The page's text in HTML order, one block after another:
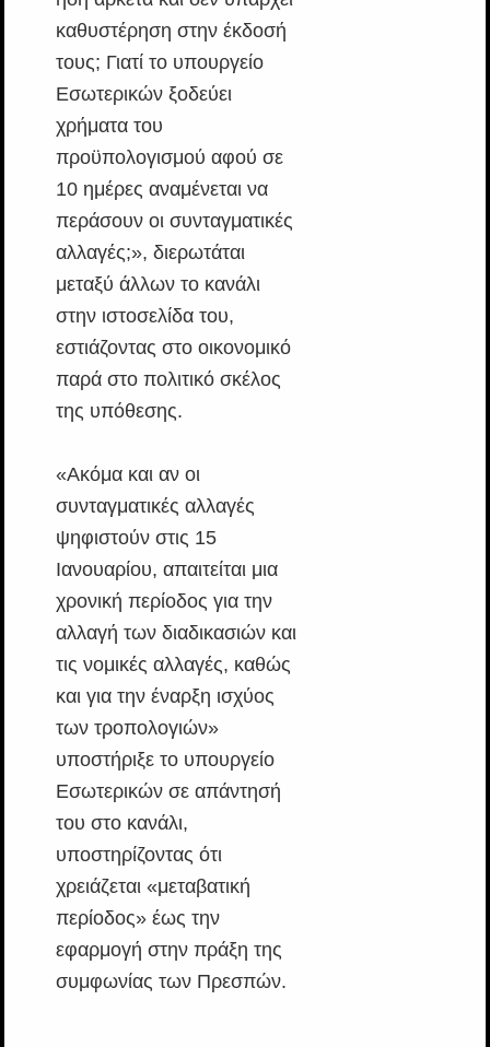
καθυστέρηση στην έκδοσή
τους; Γιατί το υπουργείο
Εσωτερικών ξοδεύει
χρήματα του
προϋπολογισμού αφού σε
10 ημέρες αναμένεται να
περάσουν οι συνταγματικές
αλλαγές;», διερωτάται
μεταξύ άλλων το κανάλι
στην ιστοσελίδα του,
εστιάζοντας στο οικονομικό
παρά στο πολιτικό σκέλος
της υπόθεσης.
«Ακόμα και αν οι
συνταγματικές αλλαγές
ψηφιστούν στις 15
Ιανουαρίου, απαιτείται μια
χρονική περίοδος για την
αλλαγή των διαδικασιών και
τις νομικές αλλαγές, καθώς
και για την έναρξη ισχύος
των τροπολογιών»
υποστήριξε το υπουργείο
Εσωτερικών σε απάντησή
του στο κανάλι,
υποστηρίζοντας ότι
χρειάζεται «μεταβατική
περίοδος» έως την
εφαρμογή στην πράξη της
συμφωνίας των Πρεσπών.